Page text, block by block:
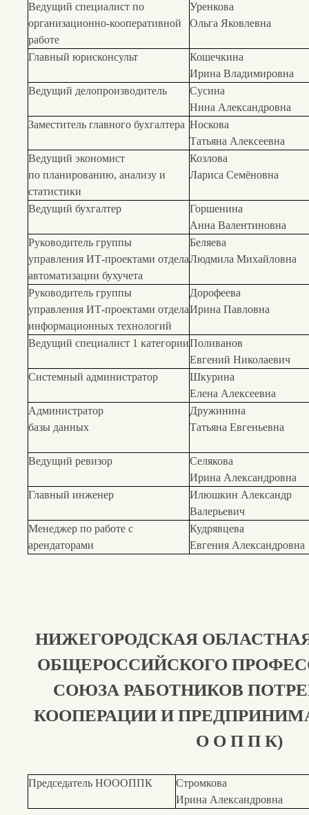
Ведущий специалист по
организационно-кооперативной
работе
Уренкова
Ольга Яковлевна
Главный юрисконсульт
Кошечкина
Ирина Владимировна
Ведущий делопроизводитель
Сусина
Нина Александровна
Заместитель главного бухгалтера Носкова
Татьяна Алексеевна
Ведущий экономист
по планированию, анализу и
статистики
Козлова
Лариса Семёновна
Ведущий бухгалтер
Горшенина
Анна Валентиновна
Руководитель группы
управления ИТ-проектами отдела
автоматизации бухучета
Беляева
Людмила Михайловна
Руководитель группы
управления ИТ-проектами отдела
информационных технологий
Дорофеева
Ирина Павловна
Ведущий специалист 1 категорииПоливанов
Евгений Николаевич
Системный администратор
Шкурина
Елена Алексеевна
Администратор
базы данных
Дружинина
Татьяна Евгеньевна
Ведущий ревизор
Селякова
Ирина Александровна
Главный инженер
Илюшкин Александр
Валерьевич
Менеджер по работе с
арендаторами
Кудрявцева
Евгения Александровна
НИЖЕГОРОДСКАЯ
ОБЩЕРОССИЙСКОГО
СОЮЗА РАБОТНИКОВ
КООПЕРАЦИИ И
О О П П К)
Председатель НОООППК
Стромкова
Ирина Александровна